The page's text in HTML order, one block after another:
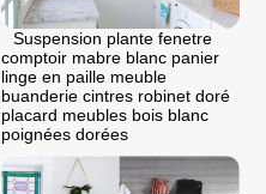
Suspension plante fenetre
comptoir mabre blanc panier
linge en paille meuble
buanderie cintres robinet doré
placard meubles bois blanc
poignées dorées